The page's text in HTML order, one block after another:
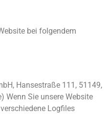
bei folgendem
Hansestraße 111, 51149,
Wenn Sie unsere Website
Logfiles